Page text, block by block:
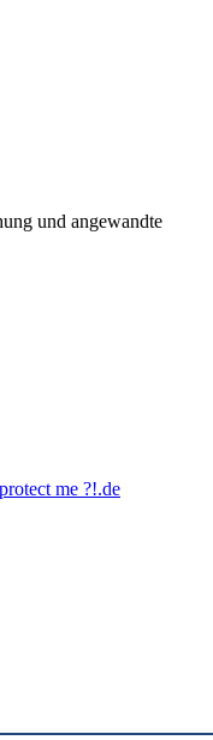
und angewandte
protect me ?!.de